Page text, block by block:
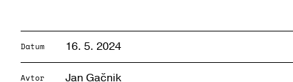
Datum 16. 5. 2024
Avtor Jan Gačnik